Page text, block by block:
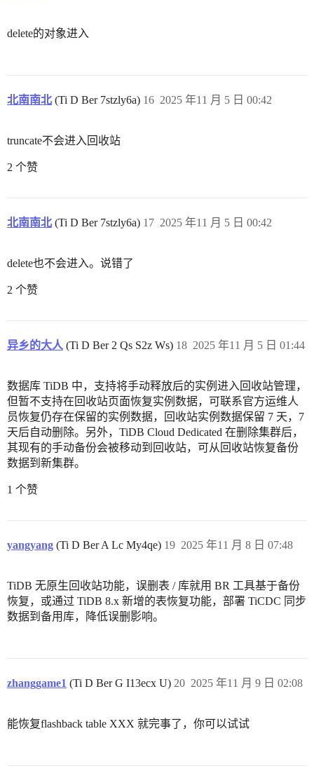
delete的对象进入
北南南北(Ti D Ber 7stzly6a) 2025 年11 月 5 日 00:42
16
truncate不会进入回收站
2 个赞
北南南北(Ti D Ber 7stzly6a) 2025 年11 月 5 日 00:42
17
delete也不会进入。说错了
2 个赞
异乡的大人 (Ti D Ber 2 Qs S2z Ws) 2025 年11 月 5 日 01:44
18
数据库 TiDB 中，支持将手动释放后的实例进入回收站管理，
但暂不支持在回收站页面恢复实例数据，可联系官方运维人
员恢复仍存在保留的实例数据，回收站实例数据保留 7 天，7
天后自动删除。另外，TiDB Cloud Dedicated 在删除集群后，
其现有的手动备份会被移动到回收站，可从回收站恢复备份
数据到新集群。
1 个赞
yangyang (Ti D Ber A Lc My4qe) 2025 年11 月 8 日 07:48
19
TiDB 无原生回收站功能，误删表 / 库就用 BR 工具基于备份
恢复，或通过 TiDB 8.x 新增的表恢复功能，部署 TiCDC 同步
数据到备用库，降低误删影响。
zhanggame1 (Ti D Ber G I13ecx U) 2025 年11 月 9 日 02:08
20
能恢复flashback table XXX 就完事了，你可以试试